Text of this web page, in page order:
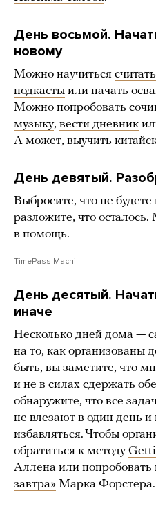
День восьмой.
новому
Можно научиться
подкасты или начать
Можно попробовать
музыку, вести дневник
А может, выучить
День девятый.
Выбросите, что не будете
разложите, что
в помощь.
TimePass Machi
День десятый.
иначе
Несколько дней дома —
на то, как организованы
быть, вы заметите, что
и не в силах сдержать
обнаружите, что все
не влезают в один день и
избавляться. Чтобы
обратиться к методу
Аллена или
завтра» Марка Форстера.